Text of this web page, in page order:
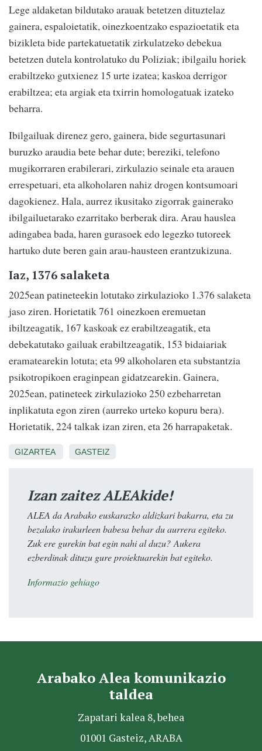
Lege aldaketan bildutako arauak betetzen dituztelaz
gainera, espaloietatik, oinezkoentzako espazioetatik eta
bizikleta bide partekatuetatik zirkulatzeko debekua
betetzen dutela kontrolatuko du Poliziak; ibilgailu horiek
erabiltzeko gutxienez 15 urte izatea; kaskoa derrigor
erabiltzea; eta argiak eta txirrin homologatuak izateko
beharra.
Ibilgailuak direnez gero, gainera, bide segurtasunari
buruzko araudia bete behar dute; bereziki, telefono
mugikorraren erabilerari, zirkulazio seinale eta arauen
errespetuari, eta alkoholaren nahiz drogen kontsumoari
dagokienez. Hala, aurrez ikusitako zigorrak gainerako
ibilgailuetarako ezarritako berberak dira. Arau hauslea
adingabea bada, haren gurasoek edo legezko tutoreek
hartuko dute beren gain arau-hausteen erantzukizuna.
Iaz, 1376 salaketa
2025ean patineteekin lotutako zirkulazioko 1.376 salaketa
jaso ziren. Horietatik 761 oinezkoen eremuetan
ibiltzeagatik, 167 kaskoak ez erabiltzeagatik, eta
debekatutako gailuak erabiltzeagatik, 153 bidaiariak
eramatearekin lotuta; eta 99 alkoholaren eta substantzia
psikotropikoen eraginpean gidatzearekin. Gainera,
2025ean, patineteek zirkulazioko 250 ezbeharretan
inplikatuta egon ziren (aurreko urteko kopuru bera).
Horietatik, 224 talkak izan ziren, eta 26 harrapaketak.
GIZARTEA GASTEIZ
Izan zaitez ALEAkide!
ALEA da Arabako euskarazko aldizkari bakarra, eta zu
bezalako irakurleen babesa behar du aurrera egiteko.
Zuk ere gurekin bat egin nahi al duzu? Aukera
ezberdinak dituzu gure proiektuarekin bat egiteko.
Informazio gehiago
Arabako Alea komunikazio
taldea
Zapatari kalea 8, behea
01001 Gasteiz, ARABA